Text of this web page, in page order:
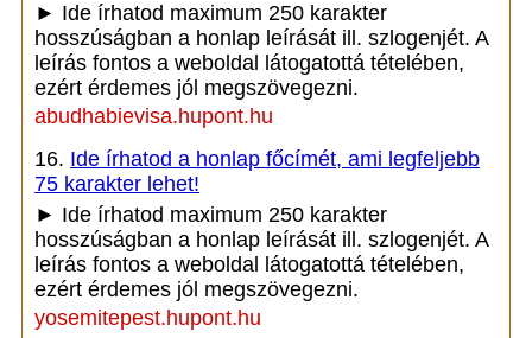
► Ide írhatod maximum 250 karakter
hosszúságban a honlap leírását ill. szlogenjét. A
leírás fontos a weboldal látogatottá tételében,
ezért érdemes jól megszövegezni.
abudhabievisa.hupont.hu
16. Ide írhatod a honlap főcímét, ami legfeljebb
75 karakter lehet!
► Ide írhatod maximum 250 karakter
hosszúságban a honlap leírását ill. szlogenjét. A
leírás fontos a weboldal látogatottá tételében,
ezért érdemes jól megszövegezni.
yosemitepest.hupont.hu